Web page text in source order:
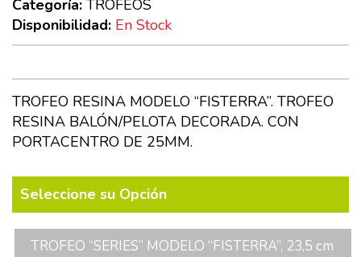
Categoría: TROFEOS
Disponibilidad: En Stock
TROFEO RESINA MODELO “FISTERRA”. TROFEO
RESINA BALÓN/PELOTA DECORADA. CON
PORTACENTRO DE 25MM.
Seleccione su Opción
TROFEO “SERIES” MODELO “FISTERRA”, 23,5 cm